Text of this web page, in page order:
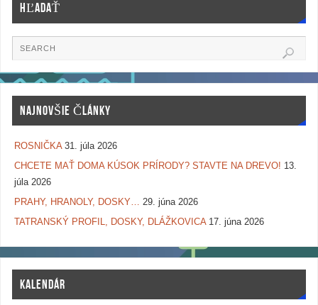
HĽADAŤ
NAJNOVŠIE ČLÁNKY
ROSNIČKA 31. júla 2026
CHCETE MAŤ DOMA KÚSOK PRÍRODY? STAVTE NA DREVO! 13.
júla 2026
PRAHY, HRANOLY, DOSKY… 29. júna 2026
TATRANSKÝ PROFIL, DOSKY, DLÁŽKOVICA 17. júna 2026
KALENDÁR